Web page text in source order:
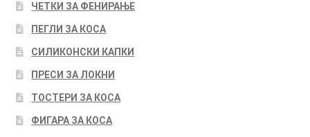
ЧЕТКИ ЗА ФЕНИРАЊЕ
ПЕГЛИ ЗА КОСА
СИЛИКОНСКИ КАПКИ
ПРЕСИ ЗА ЛОКНИ
ТОСТЕРИ ЗА КОСА
ФИГАРА ЗА КОСА